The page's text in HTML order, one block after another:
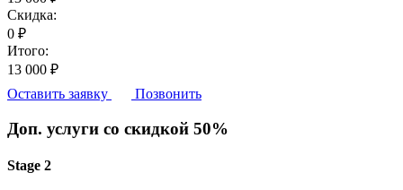
Скидка:
0 ₽
Итого:
13 000 ₽
Оставить заявку
Позвонить
Доп. услуги со скидкой 50%
Stage 2